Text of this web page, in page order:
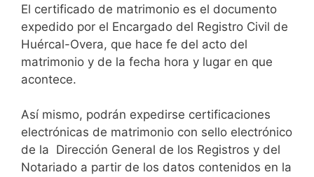
El certificado de matrimonio es el documento
expedido por el Encargado del Registro Civil de
Huércal-Overa, que hace fe del acto del
matrimonio y de la fecha hora y lugar en que
acontece.
Así mismo, podrán expedirse certificaciones
electrónicas de matrimonio con sello electrónico
de la Dirección General de los Registros y del
Notariado a partir de los datos contenidos en la